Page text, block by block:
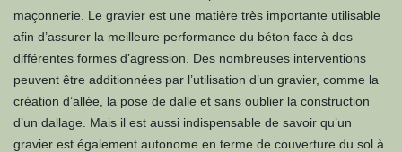
maçonnerie. Le gravier est une matière très importante utilisable
afin d’assurer la meilleure performance du béton face à des
différentes formes d’agression. Des nombreuses interventions
peuvent être additionnées par l’utilisation d’un gravier, comme la
création d’allée, la pose de dalle et sans oublier la construction
d’un dallage. Mais il est aussi indispensable de savoir qu’un
gravier est également autonome en terme de couverture du sol à